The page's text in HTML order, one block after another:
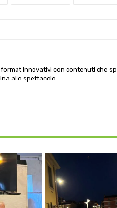
innovativi con contenuti che
allo spettacolo.